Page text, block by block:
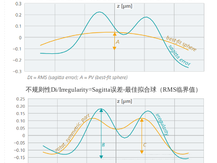
不规则性Di/Irregularity=Sagitta误差-最佳拟合球（RMS临界值）